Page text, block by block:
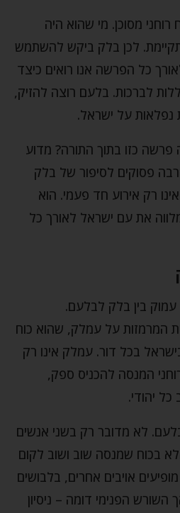
מסוכן. מי שהוא היה
לכן בלק ביקש להשתמש
כל הפרשה אנו רואים כיצד
לברכות. בלעם רוצה להזיק,
נפלאות על ישראל.
פרשה כזו בתוך התורה? מדוע
פסוקים לסיפור של בלק
רק אירוע חד פעמי. הוא
את עם ישראל לאורך כל
בין בלק לבלעם.
המרמזות על עמלק, שהוא כוח
בכל דור. עמלק אינו רק
המנסה להכניס ספק,
יהודי.
לא מדובר רק בשני אנשים
בכוח שמנסה שוב ושוב לקום
אויבים אחרים, בלבושים
הפנימי דומה – ניסיון